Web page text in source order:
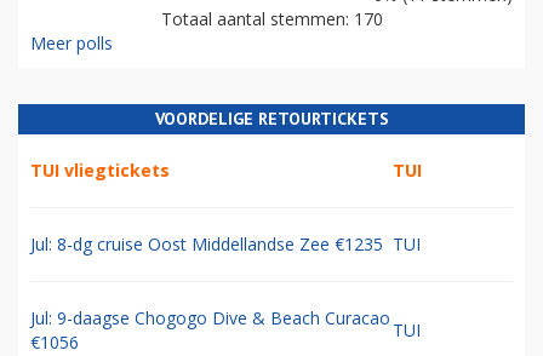
Totaal aantal stemmen: 170
Meer polls
VOORDELIGE RETOURTICKETS
TUI vliegtickets TUI
Jul: 8-dg cruise Oost Middellandse Zee €1235 TUI
Jul: 9-daagse Chogogo Dive & Beach Curacao
€1056
TUI